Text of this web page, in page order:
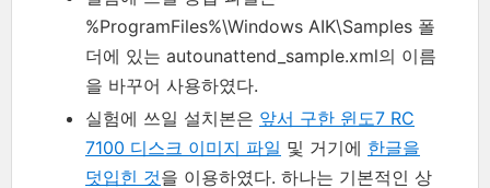
%ProgramFiles%\Windows AIK\Samples 폴
더에 있는 autounattend_sample.xml의 이름
을 바꾸어 사용하였다.
실험에 쓰일 설치본은 앞서 구한 윈도7 RC
7100 디스크 이미지 파일 및 거기에 한글을
덧입힌 것을 이용하였다. 하나는 기본적인 상